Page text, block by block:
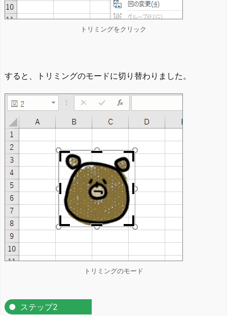
トリミングをクリック
すると、トリミングのモードに切り替わりました。
トリミングのモード
ステップ2